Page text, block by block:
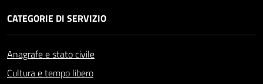
CATEGORIE DI SERVIZIO
Anagrafe e stato civile
Cultura e tempo libero